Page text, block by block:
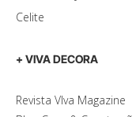
Celite
+ VIVA DECORA
Revista VIva Magazine